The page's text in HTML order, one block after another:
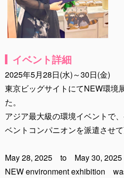
イベント詳細
2025年5月28日(水)～30日(金)
東京ビッグサイトにてNEW環境
た。
アジア最大級の環境イベントで
ベントコンパニオンを派遣させて
May 28, 2025 to May 30, 2025
NEW environment exhibition